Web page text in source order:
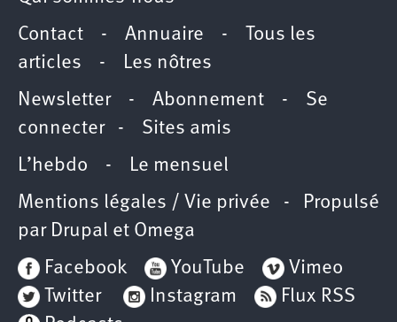
Contact - Annuaire -
Tous les
articles - Les nôtres
Newsletter- Abonnement - Se
connecter- Sites amis
L’hebdo - Le mensuel
Mentions légales / Vie privée - Propulsé
par Drupal et Omega
Facebook
YouTube
Vimeo
Twitter
Instagram
Flux RSS